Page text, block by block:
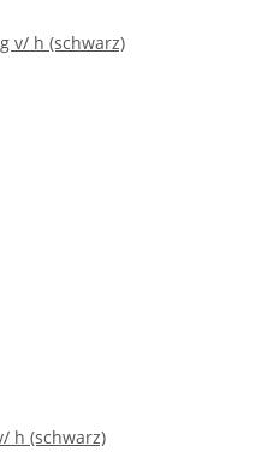
h (schwarz)